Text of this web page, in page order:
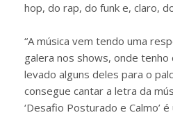
hop, do rap, do funk e, claro,
“A música vem tendo uma
galera nos shows, onde
levado alguns deles para o
consegue cantar a letra da
‘Desafio Posturado e Calmo’